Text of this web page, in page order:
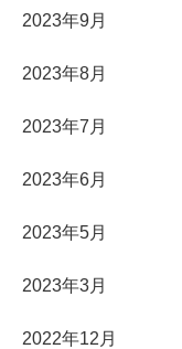
2023年9月
2023年8月
2023年7月
2023年6月
2023年5月
2023年3月
2022年12月